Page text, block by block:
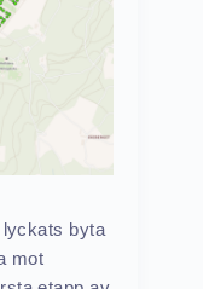
byta
mot